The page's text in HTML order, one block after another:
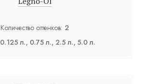
Количество оттенков: 2
0.125 л., 0.75 л., 2.5 л., 5.0 л.